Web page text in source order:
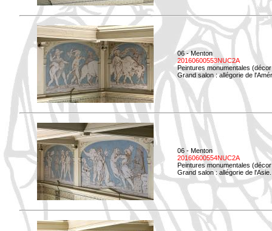
06 - Menton
20160600553NUC2A
Peintures monumentales
Grand salon : allégorie de
06 - Menton
20160600554NUC2A
Peintures monumentales
Grand salon : allégorie de l'Asie.